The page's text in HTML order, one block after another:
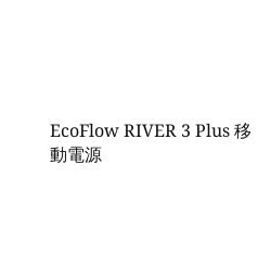
EcoFlow RIVER 3 Plus 移
動電源